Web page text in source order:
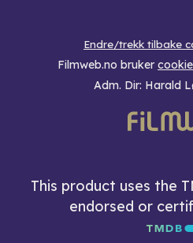
Endre/trekk tilbake
Filmweb.no bruker
Adm. Dir: Harald
This product uses the
endorsed or